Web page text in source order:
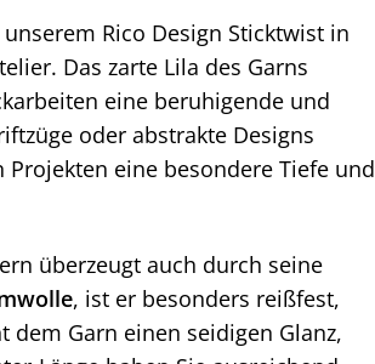
Rico Design Sticktwist in
Das zarte Lila des Garns
eine beruhigende und
oder abstrakte Designs
eine besondere Tiefe und
überzeugt auch durch seine
, ist er besonders reißfest,
Garn einen seidigen Glanz,